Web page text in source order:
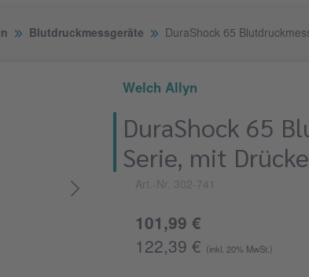
Blutdruckmessgeräte DuraShock 65
Welch Allyn
DuraShock 65
Serie, mit
Art.-Nr. 302-741
101,99 €
122,39 €
(inkl. 20% MwSt.)